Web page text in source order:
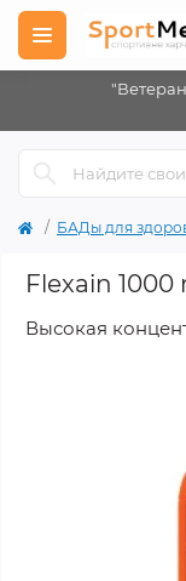
БАДы для
Flexain
Высокая